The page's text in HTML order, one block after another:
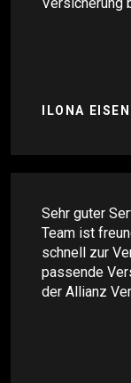
ILONA
Sehr guter
Team ist
schnell zur
passende
der Allianz